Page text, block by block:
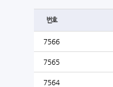
번호
7566
7565
7564